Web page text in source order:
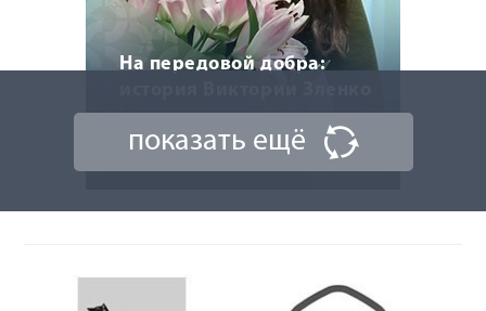
На передовой добра:
15 сентября 2025
показать ещё